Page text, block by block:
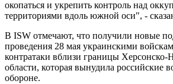
окопаться и укрепить контроль над
территориями вдоль южной оси", -
В ISW отмечают, что получили новые
проведения 28 мая украинскими
контратаки вблизи границы Херсонско-
области, которая вынудила российские
обороне.